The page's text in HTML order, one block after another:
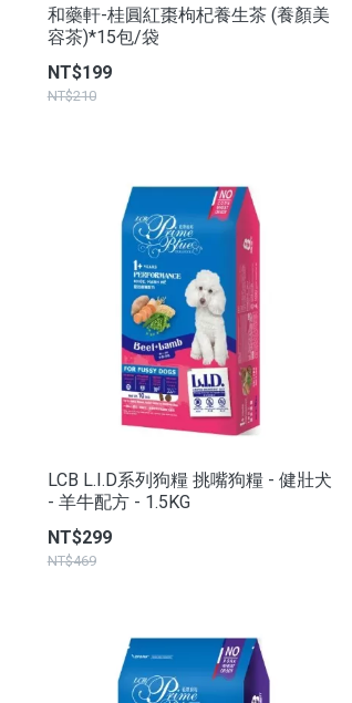
和藥軒-桂圓紅棗枸杞養生茶 (養顏美
容茶)*15包/袋
NT$199
NT$210
LCB L.I.D系列狗糧 挑嘴狗糧 - 健壯犬
- 羊牛配方 - 1.5KG
NT$299
NT$469